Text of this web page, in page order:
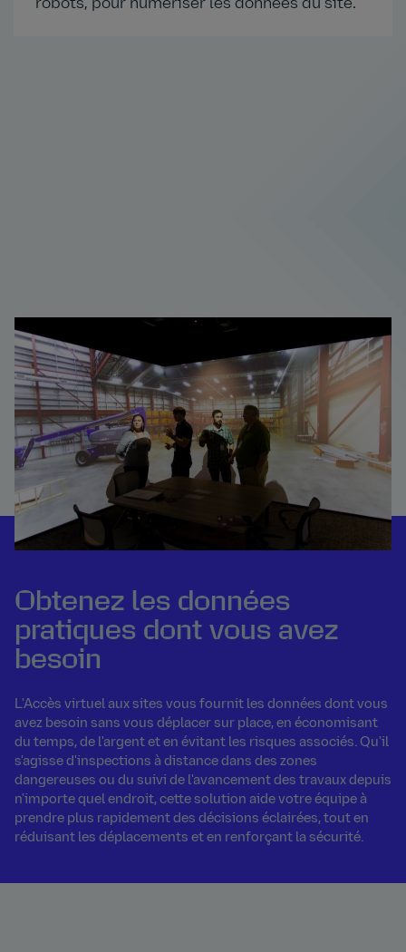
robots, pour numériser les données du site.
Obtenez les données
pratiques dont vous avez
besoin
L'Accès virtuel aux sites vous fournit les données dont vous
avez besoin sans vous déplacer sur place, en économisant
du temps, de l'argent et en évitant les risques associés. Qu'il
s'agisse d'inspections à distance dans des zones
dangereuses ou du suivi de l'avancement des travaux depuis
n'importe quel endroit, cette solution aide votre équipe à
prendre plus rapidement des décisions éclairées, tout en
réduisant les déplacements et en renforçant la sécurité.